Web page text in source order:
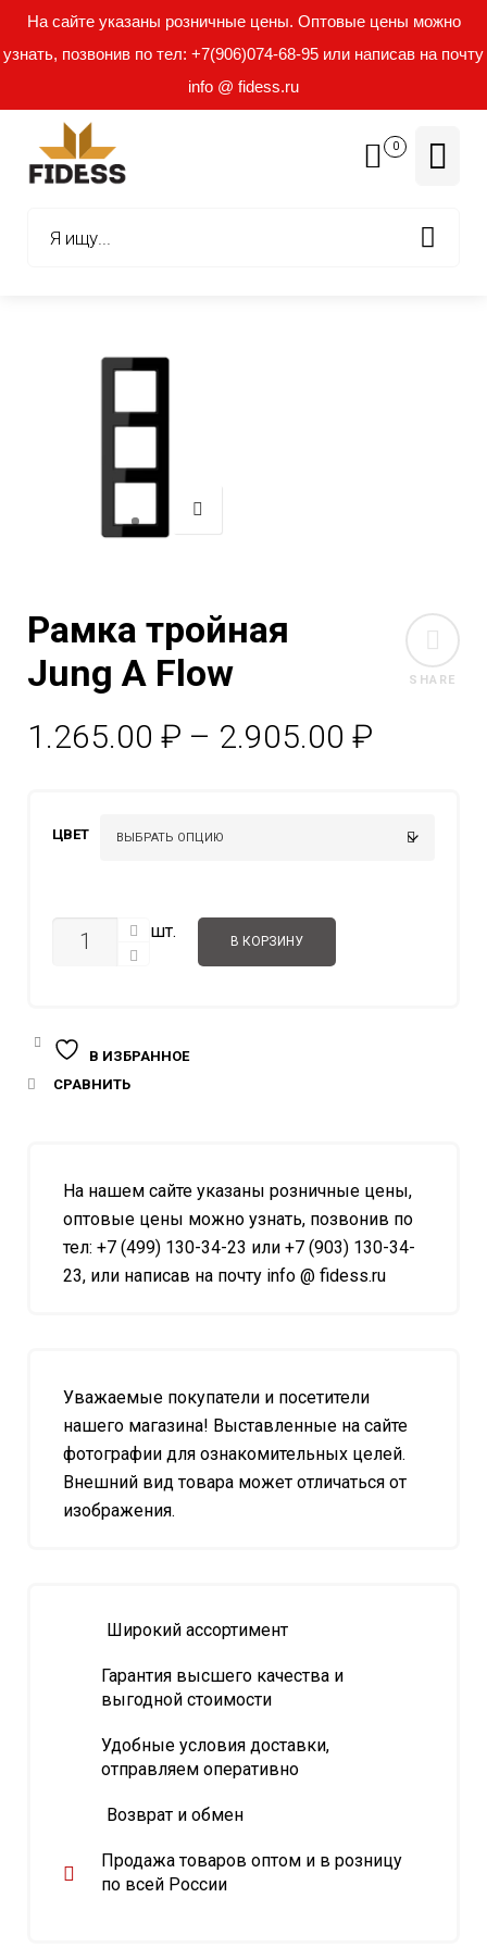
На сайте указаны розничные цены. Оптовые цены можно
узнать, позвонив по тел: +7(906)074-68-95 или написав на почту
info @ fidess.ru
0
SHARE
Рамка тройная
Jung A Flow
1.265.00 ₽ – 2.905.00 ₽
ЦВЕТ
КОЛИЧЕСТВО шт. В КОРЗИНУ
В ИЗБРАННОЕ
СРАВНИТЬ
На нашем сайте указаны розничные цены,
оптовые цены можно узнать, позвонив по
тел: +7 (499) 130-34-23 или +7 (903) 130-34-
23, или написав на почту info @ fidess.ru
Уважаемые покупатели и посетители
нашего магазина! Выставленные на сайте
фотографии для ознакомительных целей.
Внешний вид товара может отличаться от
изображения.
Широкий ассортимент
Гарантия высшего качества и
выгодной стоимости
Удобные условия доставки,
отправляем оперативно
Возврат и обмен
Продажа товаров оптом и в розницу
по всей России